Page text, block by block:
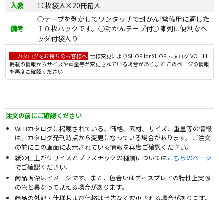
入数
10枚袋入×20冊箱入
備考
○テープを剥がしてワンタッチで封かん!常備用に適した
１０枚パックです。○封かんテープ付○陳列に便利なヘ
ッダ付袋入り
カタログをお持ちのお客様へ 仕様変更によりSHOP for SHOP カタログ VOL.11
掲載の情報からサイズや重量等が変更されている場合があります このページの情報
を再度ご確認ください
注文の前にご確認ください
WEBカタログに掲載されている、価格、素材、サイズ、重量等の情報
は、カタログ発刊時点から変更になっている場合があります。ご注文
の前にこの画面に表示されている情報を再度ご確認ください。
紙の仕上がりサイズとプラスチックの種類についてはこちらのページ
でご確認ください。
商品画像はイメージです。また、色合いはディスプレイの特性上実際
の色と異なって見える場合があります。
商品の外観・仕様および価格は予告なく変更される場合があります。